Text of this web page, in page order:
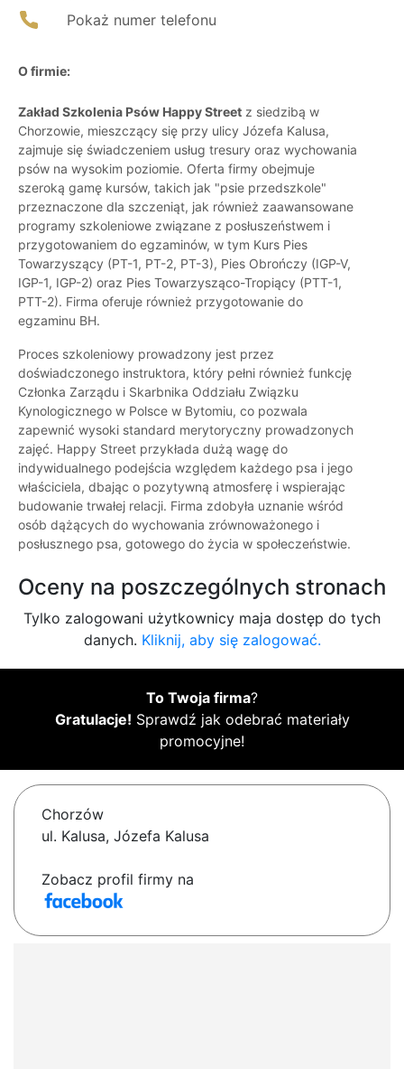
Pokaż numer telefonu
O firmie:
Zakład Szkolenia Psów Happy Street z siedzibą w
Chorzowie, mieszczący się przy ulicy Józefa Kalusa,
zajmuje się świadczeniem usług tresury oraz wychowania
psów na wysokim poziomie. Oferta firmy obejmuje
szeroką gamę kursów, takich jak "psie przedszkole"
przeznaczone dla szczeniąt, jak również zaawansowane
programy szkoleniowe związane z posłuszeństwem i
przygotowaniem do egzaminów, w tym Kurs Pies
Towarzyszący (PT-1, PT-2, PT-3), Pies Obrończy (IGP-V,
IGP-1, IGP-2) oraz Pies Towarzysząco-Tropiący (PTT-1,
PTT-2). Firma oferuje również przygotowanie do
egzaminu BH.
Proces szkoleniowy prowadzony jest przez
doświadczonego instruktora, który pełni również funkcję
Członka Zarządu i Skarbnika Oddziału Związku
Kynologicznego w Polsce w Bytomiu, co pozwala
zapewnić wysoki standard merytoryczny prowadzonych
zajęć. Happy Street przykłada dużą wagę do
indywidualnego podejścia względem każdego psa i jego
właściciela, dbając o pozytywną atmosferę i wspierając
budowanie trwałej relacji. Firma zdobyła uznanie wśród
osób dążących do wychowania zrównoważonego i
posłusznego psa, gotowego do życia w społeczeństwie.
Oceny na poszczególnych stronach
Tylko zalogowani użytkownicy maja dostęp do tych
danych. Kliknij, aby się zalogować.
To Twoja firma?
Gratulacje! Sprawdź jak odebrać materiały
promocyjne!
Chorzów
ul. Kalusa, Józefa Kalusa
Zobacz profil firmy na